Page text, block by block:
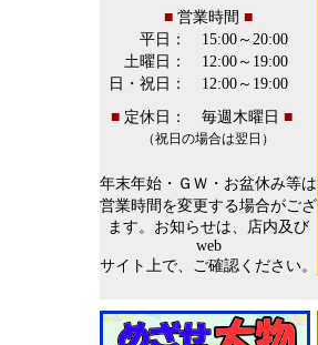
■ 営業時間 ■
平日：
15:00～20:00
土曜日：
12:00～19:00
日・祝日：
12:00～19:00
■ 定休日： 毎週木曜日 ■
（祝日の場合は翌日）
年末年始・ＧＷ・お盆休み等は
営業時間を変更する場合がござ
ます。お知らせは、店内及び
web
サイト上で、ご確認ください。